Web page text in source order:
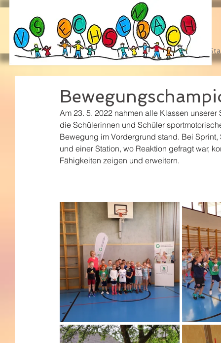
Am 23. 5. 2022 nahmen alle Klassen
die Schülerinnen und Schüler
Bewegung im Vordergrund stand. Bei
und einer Station, wo Reaktion gefragt war,
Fähigkeiten zeigen und erweitern.